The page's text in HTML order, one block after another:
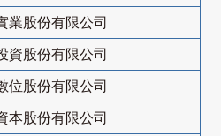
業股份有限公司
資股份有限公司
位股份有限公司
本股份有限公司